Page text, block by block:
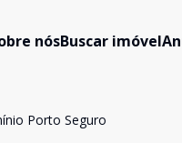
nósBuscar imóvel
Porto Seguro